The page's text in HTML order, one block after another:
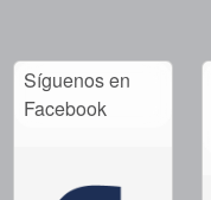
Síguenos en
Facebook